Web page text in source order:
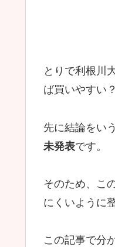
とりで利根川
ば買いやすい
先に結論をい
未発表です。
そのため、こ
にくいように
この記事で分